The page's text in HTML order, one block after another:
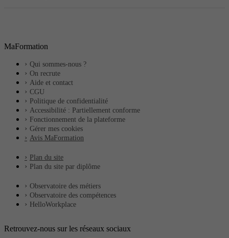
MaFormation
Qui sommes-nous ?
On recrute
Aide et contact
CGU
Politique de confidentialité
Accessibilité : Partiellement conforme
Fonctionnement de la plateforme
Gérer mes cookies
Avis MaFormation
Plan du site
Plan du site par diplôme
Observatoire des métiers
Observatoire des compétences
HelloWorkplace
Retrouvez-nous sur les réseaux sociaux